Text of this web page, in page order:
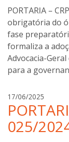
t
t
i
n
i
PORTARIA –
obrigatória do
fase
formaliza a
Advocacia-
para a
17/06/2025
n
a
b
025/